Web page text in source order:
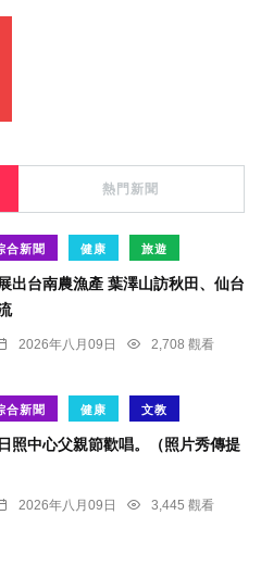
熱門新聞
合新聞 健康 旅遊
出台南農漁產 葉澤山訪秋田、仙台
2026年八月09日
2,708 觀看
合新聞 健康 文教
照中心父親節歡唱。（照片秀傳提
2026年八月09日
3,445 觀看